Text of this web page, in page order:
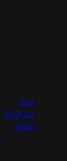
2nd
August
2026